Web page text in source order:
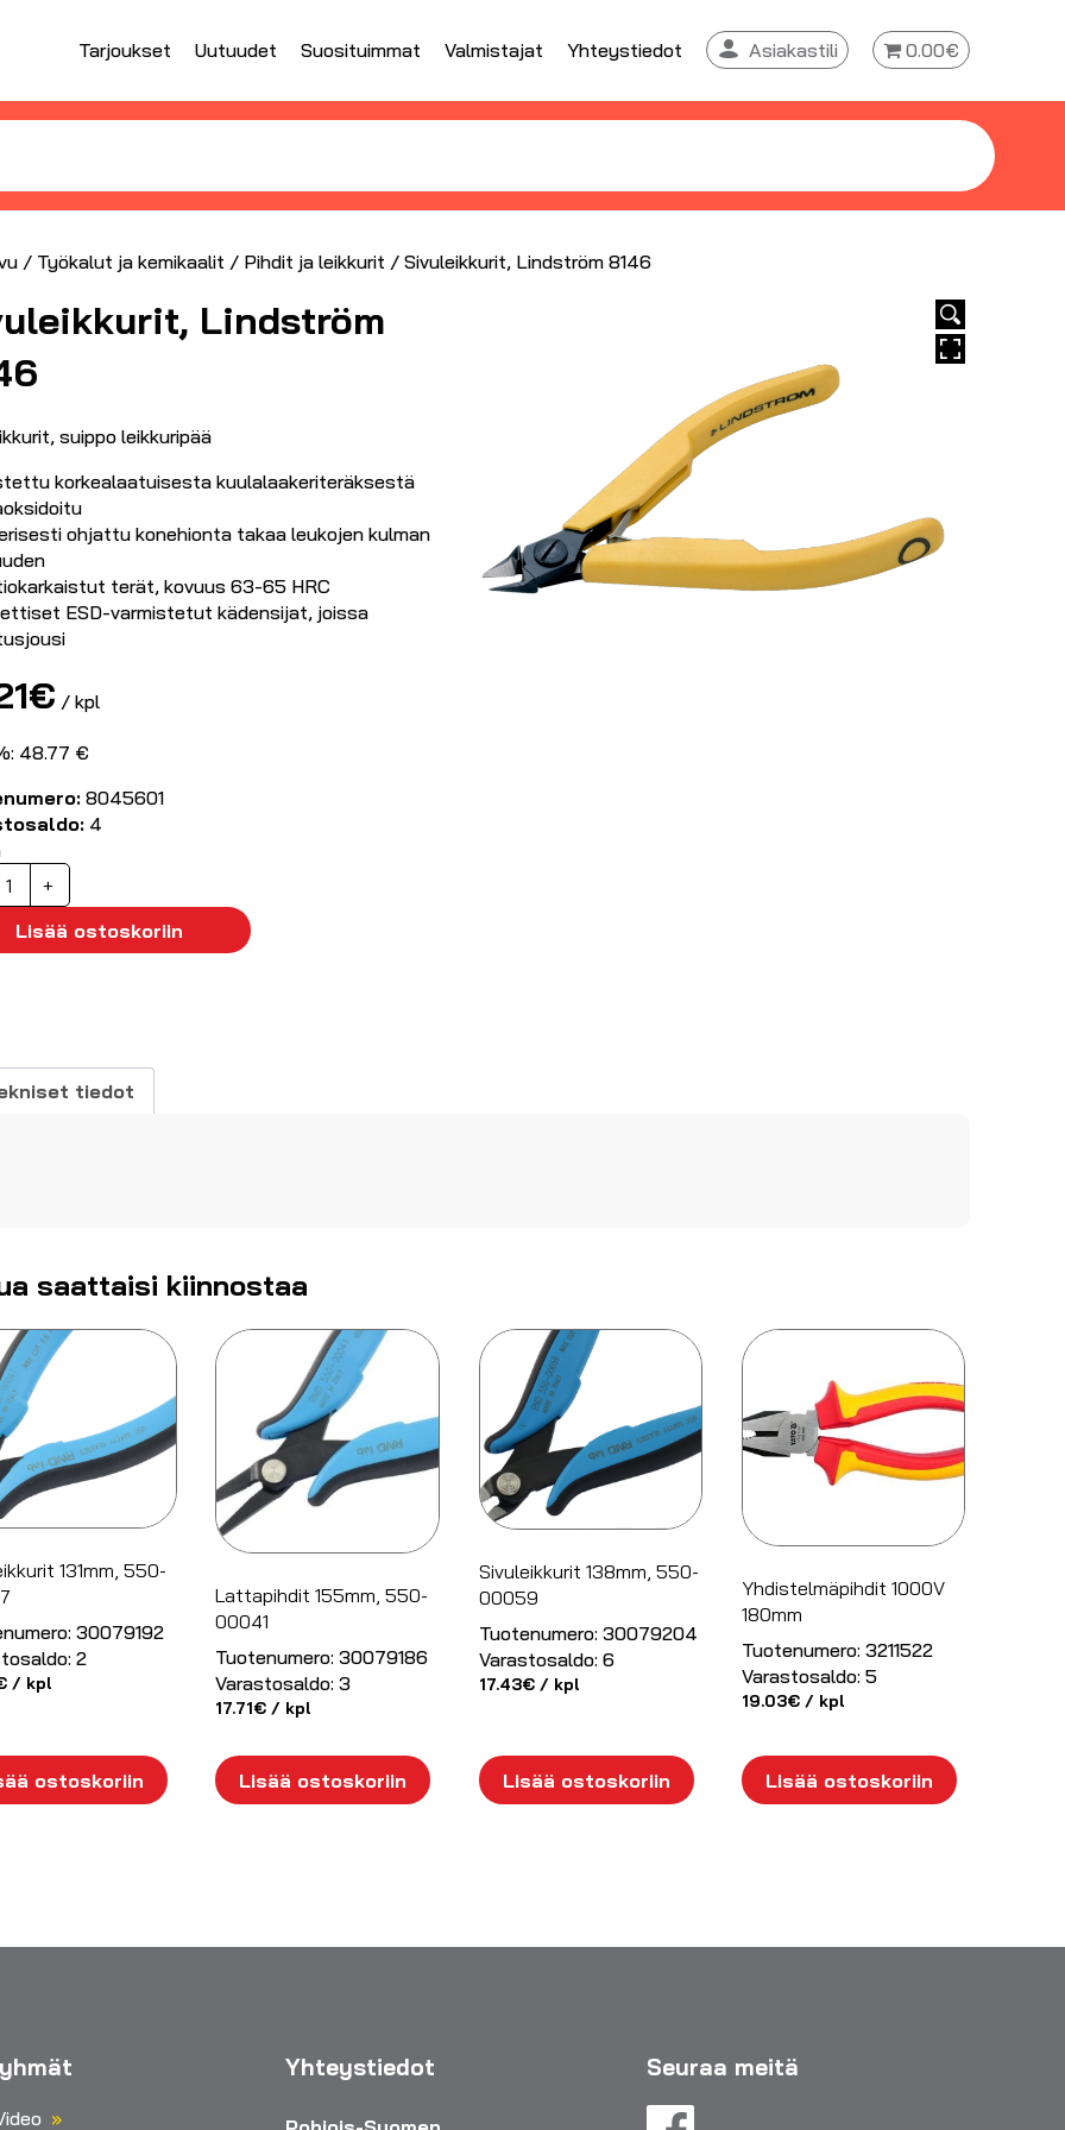
Tarjoukset Uutuudet Suosituimmat Valmistajat Yhteystiedot Asiakastili 0.00€
/ Työkalut ja kemikaalit / Pihdit ja leikkurit / Sivuleikkurit, Lindström 8146
Lindström
suippo leikkuripää
korkealaatuisesta kuulalaakeriteräksestä
ohjattu konehionta takaa leukojen kulman
terät, kovuus 63-65 HRC
ESD-varmistetut kädensijat, joissa
€ / kpl
48.77 €
8045601
4
+
Lisää ostoskoriin
tiedot
saattaisi kiinnostaa
131mm, 550-
30079192
2
/ kpl
ostoskoriin
Lattapihdit 155mm, 550-
00041
Tuotenumero: 30079186
Varastosaldo: 3
17.71€ / kpl
Lisää ostoskoriin
Sivuleikkurit 138mm, 550-
00059
Tuotenumero: 30079204
Varastosaldo: 6
17.43€/ kpl
Lisää ostoskoriin
Yhdistelmäpihdit 1000V
180mm
Tuotenumero: 3211522
Varastosaldo: 5
19.03€/ kpl
Lisää ostoskoriin
Yhteystiedot Seuraa meitä